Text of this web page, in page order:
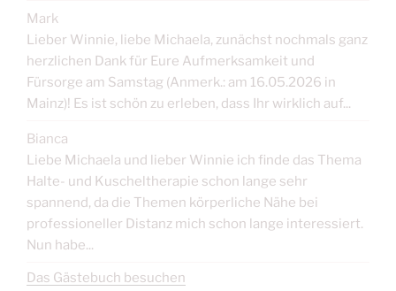
Mark
Lieber Winnie, liebe Michaela, zunächst nochmals ganz
herzlichen Dank für Eure Aufmerksamkeit und
Fürsorge am Samstag (Anmerk.: am 16.05.2026 in
Mainz)! Es ist schön zu erleben, dass Ihr wirklich auf...
Bianca
Liebe Michaela und lieber Winnie ich finde das Thema
Halte- und Kuscheltherapie schon lange sehr
spannend, da die Themen körperliche Nähe bei
professioneller Distanz mich schon lange interessiert.
Nun habe...
Das Gästebuch besuchen